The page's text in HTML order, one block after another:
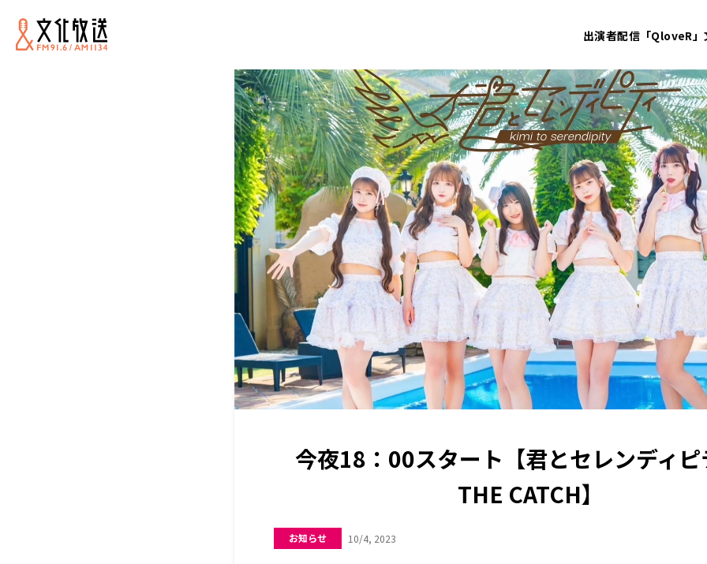
出演者配信「QloveR」
今夜18：00スタート【君とセレンディピ
THE CATCH】
お知らせ 10/4, 2023